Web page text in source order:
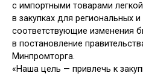
с импортными товарами
в закупках для региональных
соответствующие изменения
в постановление
Минпромторга.
«Наша цель — привлечь к